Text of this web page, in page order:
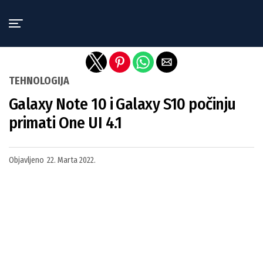
TEHNOLOGIJA
Galaxy Note 10 i Galaxy S10 počinju
primati One UI 4.1
Objavljeno 22. Marta 2022.